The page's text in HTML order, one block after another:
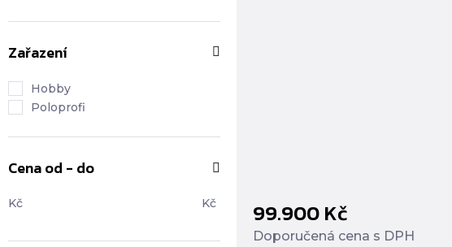
Zařazení
Hobby
Poloprofi
Cena od - do
Kč Kč 99.900Kč
Doporučená cena s DPH